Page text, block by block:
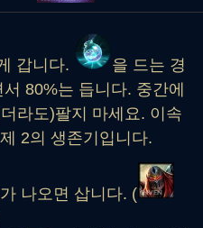
갑니다.
을 드는 경
80%는 듭니다. 중간에
라도)팔지 마세요. 이속
2의 생존기입니다.
나오면 삽니다. (